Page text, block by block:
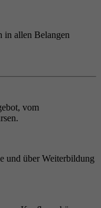
in allen Belangen
vom
und über Weiterbildung